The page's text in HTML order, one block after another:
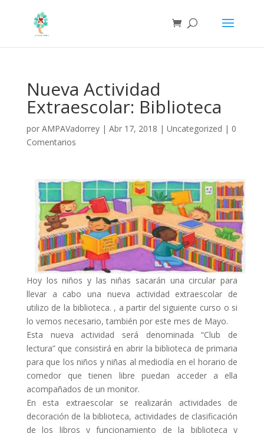
Nueva Actividad
Extraescolar: Biblioteca
por AMPAVadorrey| Abr 17, 2018 | Uncategorized | 0
Comentarios
Hoy los niños y las niñas sacarán una circular para
llevar a cabo una nueva actividad extraescolar de
utilizo de la biblioteca. , a partir del siguiente curso o si
lo vemos necesario, también por este mes de Mayo.
Esta nueva actividad será denominada “Club de
lectura” que consistirá en abrir la biblioteca de primaria
para que los niños y niñas al mediodía en el horario de
comedor que tienen libre puedan acceder a ella
acompañados de un monitor.
En esta extraescolar se realizarán actividades de
decoración de la biblioteca, actividades de clasificación
de los libros y funcionamiento de la biblioteca y